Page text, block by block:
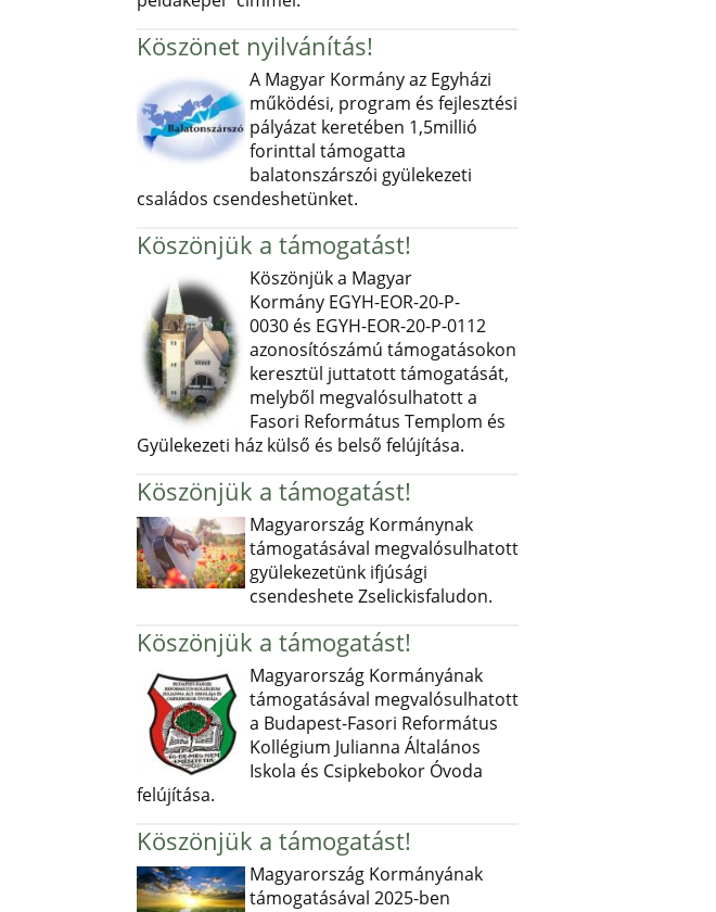
Köszönet nyilvánítás!
A Magyar Kormány az Egyházi
működési, program és fejlesztési
pályázat keretében 1,5millió
forinttal támogatta
balatonszárszói gyülekezeti
családos csendeshetünket.
Köszönjük a támogatást!
Köszönjük a Magyar
Kormány EGYH-EOR-20-P-
0030 és EGYH-EOR-20-P-0112
azonosítószámú támogatásokon
keresztül juttatott támogatását,
melyből megvalósulhatott a
Fasori Református Templom és
Gyülekezeti ház külső és belső felújítása.
Köszönjük a támogatást!
Magyarország Kormánynak
támogatásával megvalósulhatott
gyülekezetünk ifjúsági
csendeshete Zselickisfaludon.
Köszönjük a támogatást!
Magyarország Kormányának
támogatásával megvalósulhatott
a Budapest-Fasori Református
Kollégium Julianna Általános
Iskola és Csipkebokor Óvoda
felújítása.
Köszönjük a támogatást!
Magyarország Kormányának
támogatásával 2025-ben